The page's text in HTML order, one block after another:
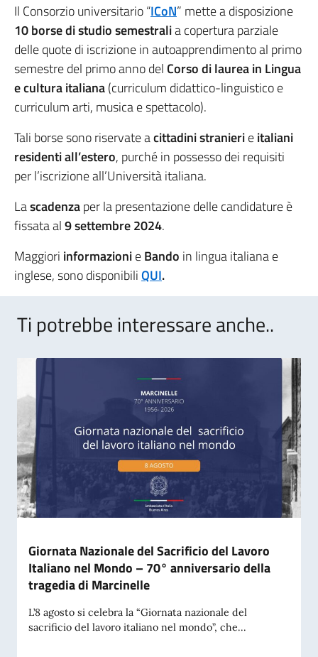
Il Consorzio universitario “ICoN” mette a disposizione
10 borse di studio semestralia copertura parziale
delle quote di iscrizione in autoapprendimento al primo
semestre del primo anno del Corso di laurea in Lingua
e cultura italiana(curriculum didattico-linguistico e
curriculum arti, musica e spettacolo).
Tali borse sono riservate acittadini stranierieitaliani
residenti all’estero, purché in possesso dei requisiti
per l’iscrizione all’Università italiana.
Lascadenzaper la presentazione delle candidature è
fissata al9 settembre 2024.
Maggiori informazionieBando in lingua italiana e
inglese, sono disponibiliQUI.
Ti potrebbe interessare anche..
Giornata Nazionale del Sacrificio del Lavoro
Italiano nel Mondo – 70° anniversario della
tragedia di Marcinelle
L’8 agosto si celebra la “Giornata nazionale del
sacrificio del lavoro italiano nel mondo”, che...